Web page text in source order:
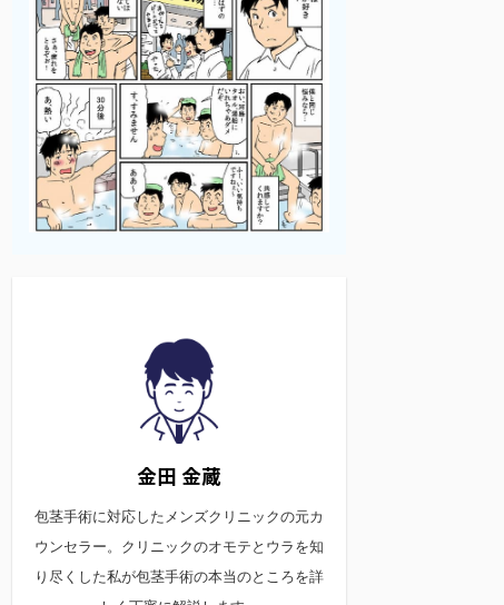
金田 金蔵
包茎手術に対応したメンズクリニックの元カ
ウンセラー。クリニックのオモテとウラを知
り尽くした私が包茎手術の本当のところを詳